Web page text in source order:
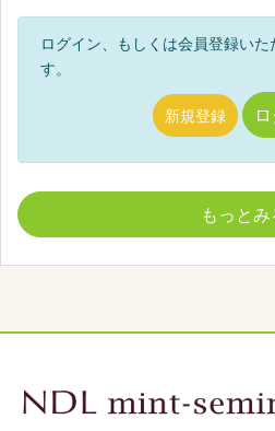
ログイン、もしくは会員登録い
す。
新規登録
もっとみ